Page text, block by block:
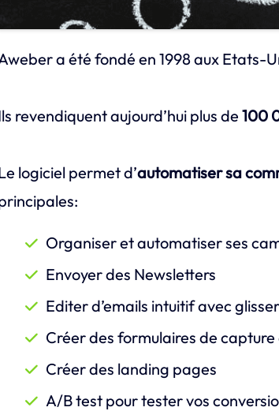
a été fondé en 1998 aux Etats-
revendiquent aujourd’hui plus de 100
logiciel permet d’automatiser sa
Organiser et automatiser ses
Envoyer des Newsletters
Editer d’emails intuitif avec
Créer des formulaires de
Créer des landing pages
A/B test pour tester vos